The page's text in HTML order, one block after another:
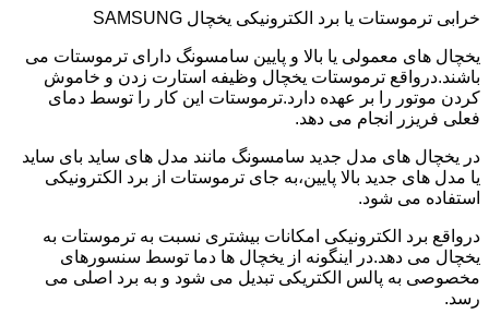
خرابی ترموستات یا برد الکترونیکی یخچال SAMSUNG
یخچال های معمولی یا بالا و پایین سامسونگ دارای ترموستات می
باشند.درواقع ترموستات یخچال وظیفه استارت زدن و خاموش
کردن موتور را بر عهده دارد.ترموستات این کار را توسط دمای
فعلی فریزر انجام می دهد.
در یخچال های مدل جدید سامسونگ مانند مدل های ساید بای ساید
یا مدل های جدید بالا پایین،به جای ترموستات از برد الکترونیکی
استفاده می شود.
درواقع برد الکترونیکی امکانات بیشتری نسبت به ترموستات به
یخچال می دهد.در اینگونه از یخچال ها دما توسط سنسورهای
مخصوصی به پالس الکتریکی تبدیل می شود و به برد اصلی می
رسد.